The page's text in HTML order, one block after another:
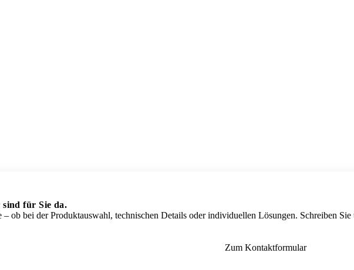
sind für Sie da.
– ob bei der Produktauswahl, technischen Details oder individuellen Lösungen. Schreiben
Zum Kontaktformular